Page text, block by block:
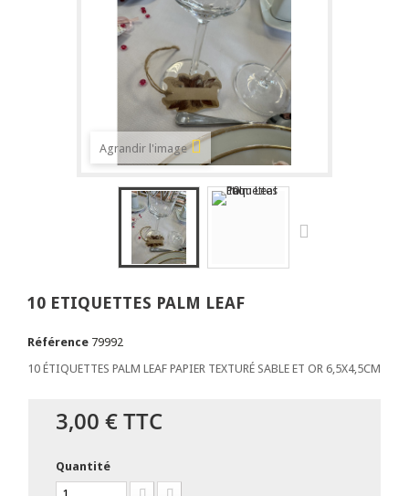
Agrandir l'image
10 ETIQUETTES PALM LEAF
Référence 79992
10 ÉTIQUETTES PALM LEAF PAPIER TEXTURÉ SABLE ET OR 6,5X4,5CM
3,00 €TTC
Quantité